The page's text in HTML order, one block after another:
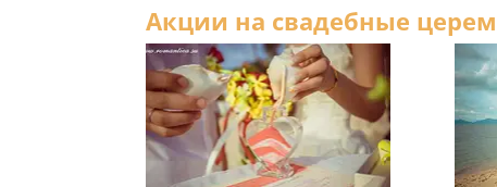
Акции на свадебные